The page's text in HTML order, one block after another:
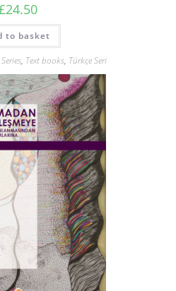
24.50
to basket
, Text books, Türkçe Seri